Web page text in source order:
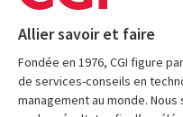
Allier savoir et faire
Fondée en 1976, CGI figure
de services-conseils en
management au monde.